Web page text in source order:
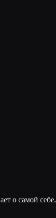
о самой себе.